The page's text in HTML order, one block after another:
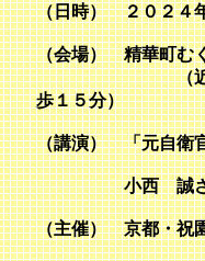
（日時） ２０２４
（会場） 精華町む
（近鉄京都線「
歩１５分）
（講演） 「元自衛
小西 誠さん（
（主催） 京都・祝